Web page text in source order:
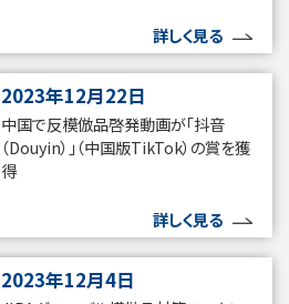
詳しく見る
2023年12月22日
中国で反模倣品啓発動画が「抖音
（Douyin）」（中国版TikTok）の賞を獲
得
詳しく見る
2023年12月4日